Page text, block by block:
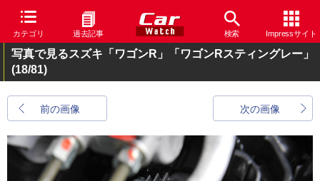
カテゴリ 過去記事 検索 Impressサイト
写真で見るスズキ「ワゴンR」「ワゴンRスティングレー」
(18/81)
前の画像 次の画像